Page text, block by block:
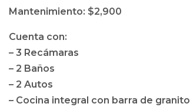
Mantenimiento: $2,900
Cuenta con:
– 3 Recámaras
– 2 Baños
– 2 Autos
– Cocina integral con barra de granito